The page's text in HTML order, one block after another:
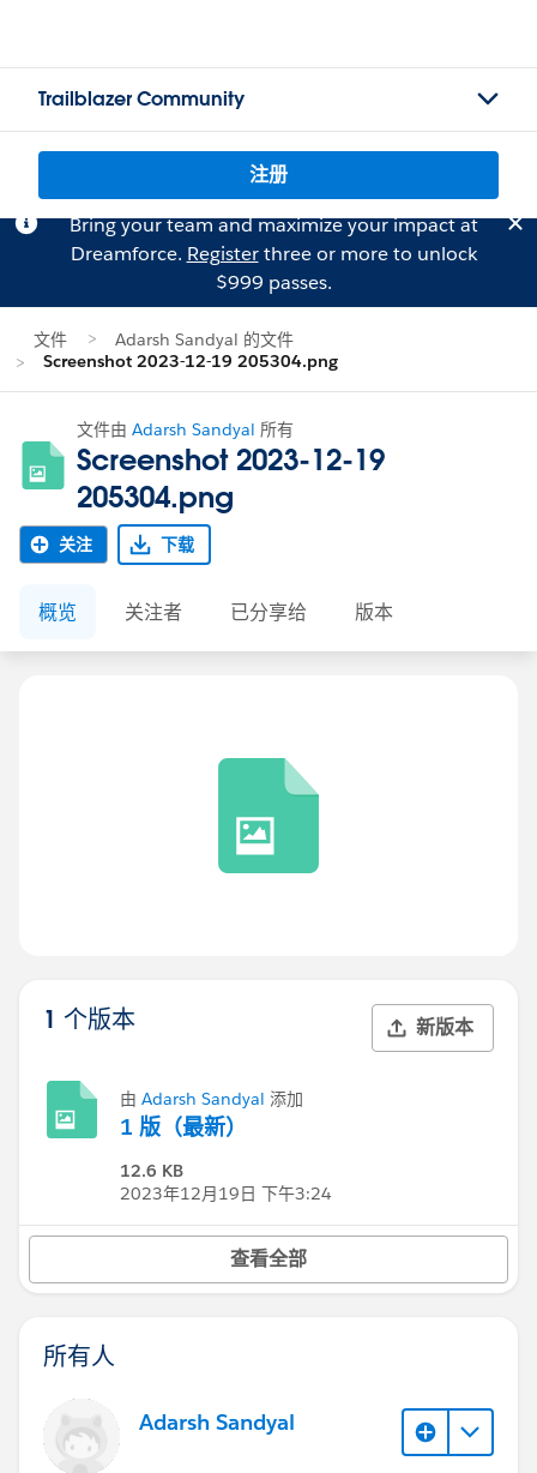
Trailblazer Community
注册
Bring your team and maximize your impact at
Dreamforce. Registerthree or more to unlock
$999 passes.
文件
Adarsh Sandyal 的文件
Screenshot 2023-12-19 205304.png
文件由 Adarsh Sandyal 所有
Screenshot 2023-12-19
205304.png
关注 下载
概览 关注者 已分享给 版本
1 个版本 新版本
由 Adarsh Sandyal 添加
1 版（最新）
12.6 KB
2023年12月19日 下午3:24
查看全部
所有人
Adarsh Sandyal